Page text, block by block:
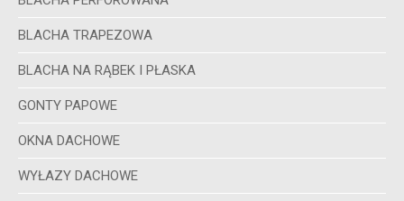
BLACHA TRAPEZOWA
BLACHA NA RĄBEK I PŁASKA
GONTY PAPOWE
OKNA DACHOWE
WYŁAZY DACHOWE